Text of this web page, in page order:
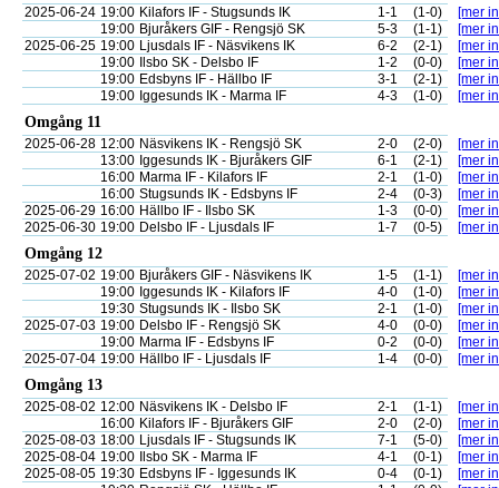
2025-06-24 19:00 Kilafors IF - Stugsunds IK 1-1 (1-0)
[mer
19:00 Bjuråkers GIF - Rengsjö SK 5-3 (1-1)
[mer
2025-06-25 19:00 Ljusdals IF - Näsvikens IK 6-2 (2-1)
[mer
19:00
Ilsbo SK - Delsbo IF 1-2 (0-0)
[mer
19:00 Edsbyns IF - Hällbo IF 3-1 (2-1)
[mer
19:00 Iggesunds IK - Marma IF 4-3 (1-0) [mer
Omgång 11
2025-06-28 12:00 Näsvikens IK - Rengsjö SK 2-0 (2-0)
[mer
13:00 Iggesunds IK - Bjuråkers GIF 6-1 (2-1)
[mer
16:00 Marma IF - Kilafors IF 2-1 (1-0)
[mer
16:00 Stugsunds IK - Edsbyns IF 2-4 (0-3)
[mer
2025-06-29 16:00 Hällbo IF - Ilsbo SK 1-3 (0-0)
[mer
2025-06-30 19:00 Delsbo IF - Ljusdals IF 1-7 (0-5) [mer
Omgång 12
2025-07-02 19:00 Bjuråkers GIF - Näsvikens IK 1-5 (1-1)
[mer
19:00 Iggesunds IK - Kilafors IF 4-0 (1-0)
[mer
19:30 Stugsunds IK - Ilsbo SK 2-1 (1-0)
[mer
2025-07-03 19:00 Delsbo IF - Rengsjö SK 4-0 (0-0)
[mer
19:00 Marma IF - Edsbyns IF 0-2 (0-0)
[mer
2025-07-04 19:00 Hällbo IF - Ljusdals IF 1-4 (0-0) [mer
Omgång 13
2025-08-02 12:00 Näsvikens IK - Delsbo IF 2-1 (1-1)
[mer
16:00 Kilafors IF - Bjuråkers GIF 2-0 (2-0)
[mer
2025-08-03 18:00 Ljusdals IF - Stugsunds IK 7-1 (5-0)
[mer
2025-08-04 19:00 Ilsbo SK - Marma IF 4-1 (0-1)
[mer
2025-08-05 19:30 Edsbyns IF - Iggesunds IK 0-4 (0-1)
[mer